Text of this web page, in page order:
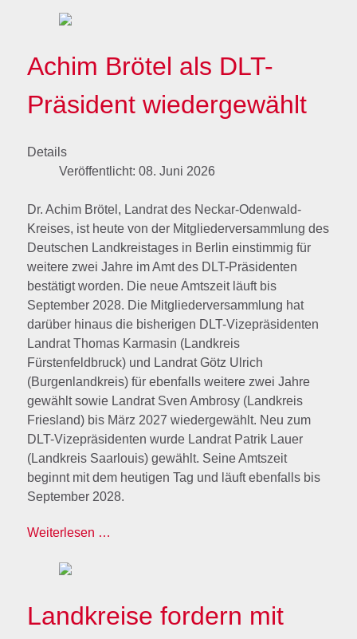
Achim Brötel als DLT-
Präsident wiedergewählt
Details
Veröffentlicht: 08. Juni 2026
Dr. Achim Brötel, Landrat des Neckar-Odenwald-
Kreises, ist heute von der Mitgliederversammlung des
Deutschen Landkreistages in Berlin einstimmig für
weitere zwei Jahre im Amt des DLT-Präsidenten
bestätigt worden. Die neue Amtszeit läuft bis
September 2028. Die Mitgliederversammlung hat
darüber hinaus die bisherigen DLT-Vizepräsidenten
Landrat Thomas Karmasin (Landkreis
Fürstenfeldbruck) und Landrat Götz Ulrich
(Burgenlandkreis) für ebenfalls weitere zwei Jahre
gewählt sowie Landrat Sven Ambrosy (Landkreis
Friesland) bis März 2027 wiedergewählt. Neu zum
DLT-Vizepräsidenten wurde Landrat Patrik Lauer
(Landkreis Saarlouis) gewählt. Seine Amtszeit
beginnt mit dem heutigen Tag und läuft ebenfalls bis
September 2028.
Weiterlesen …
Landkreise fordern mit